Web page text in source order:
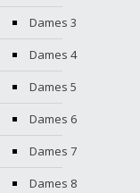
Dames 3
Dames 4
Dames 5
Dames 6
Dames 7
Dames 8